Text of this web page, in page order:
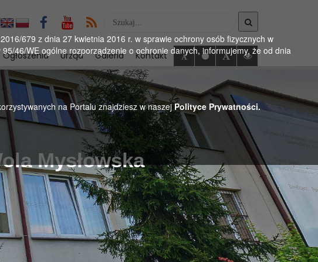
679 z dnia 27 kwietnia 2016 r. w sprawie ochrony osób fizycznych w
46/WE ogólne rozporządzenie o ochronie danych, informujemy, że od dnia
na Portalu znajdziesz w naszejPolityce Prywatności.
Wyszukaj
serwise
Ogłoszenia Urząd Galeria Kontakt
Mysłowska